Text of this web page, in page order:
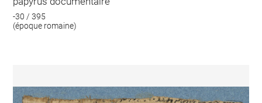
-30 / 395
(époque romaine)